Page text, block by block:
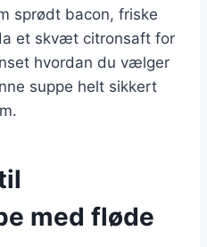
sprødt bacon, friske
et skvæt citronsaft for
hvordan du vælger
suppe helt sikkert
med fløde